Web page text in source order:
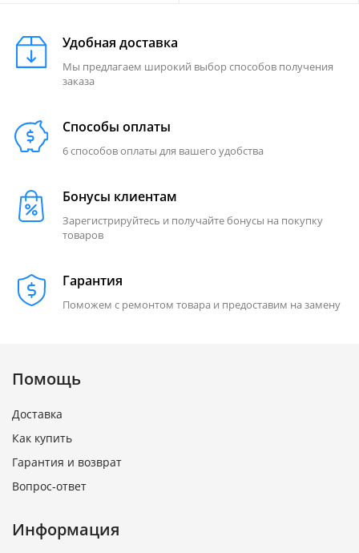
Удобная доставка
Мы предлагаем широкий выбор способов получения
заказа
Способы оплаты
6 способов оплаты для вашего удобства
Бонусы клиентам
Зарегистрируйтесь и получайте бонусы на покупку
товаров
Гарантия
Поможем с ремонтом товара и предоставим на замену
Помощь
Доставка
Как купить
Гарантия и возврат
Вопрос-ответ
Информация